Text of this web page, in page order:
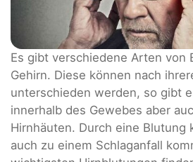
Es gibt verschiedene Arten von
Gehirn. Diese können nach
unterschieden werden, so gibt
innerhalb des Gewebes aber
Hirnhäuten. Durch eine Blutung
auch zu einem Schlaganfall